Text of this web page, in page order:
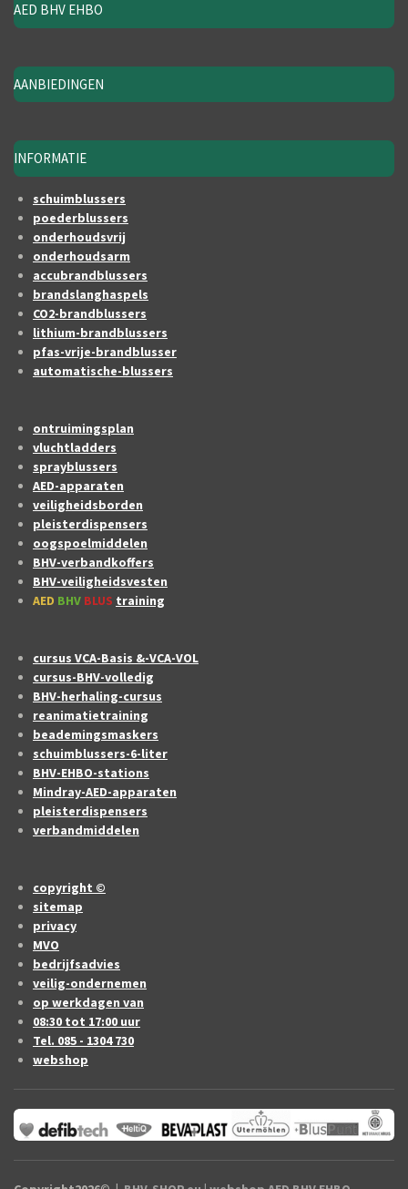
AED BHV EHBO
AANBIEDINGEN
INFORMATIE
schuimblussers
poederblussers
onderhoudsvrij
onderhoudsarm
accubrandblussers
brandslanghaspels
CO2-brandblussers
lithium-brandblussers
pfas-vrije-brandblusser
automatische-blussers
ontruimingsplan
vluchtladders
sprayblussers
AED-apparaten
veiligheidsborden
pleisterdispensers
oogspoelmiddelen
BHV-verbandkoffers
BHV-veiligheidsvesten
AED BHV BLUS training
cursus VCA-Basis &-VCA-VOL
cursus-BHV-volledig
BHV-herhaling-cursus
reanimatietraining
beademingsmaskers
schuimblussers-6-liter
BHV-EHBO-stations
Mindray-AED-apparaten
pleisterdispensers
verbandmiddelen
copyright ©
sitemap
privacy
MVO
bedrijfsadvies
veilig-ondernemen
op werkdagen van
08:30 tot 17:00 uur
Tel. 085 - 1304 730
webshop